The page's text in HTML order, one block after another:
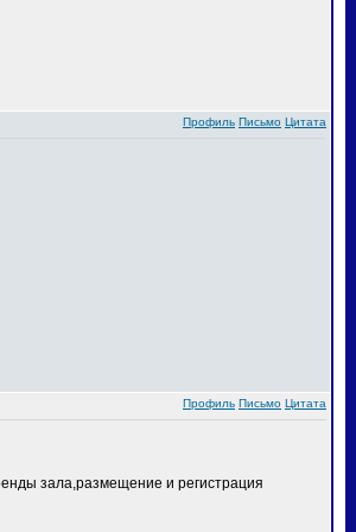
Профиль Письмо Цитата
Профиль Письмо Цитата
зала,размещение и регистрация